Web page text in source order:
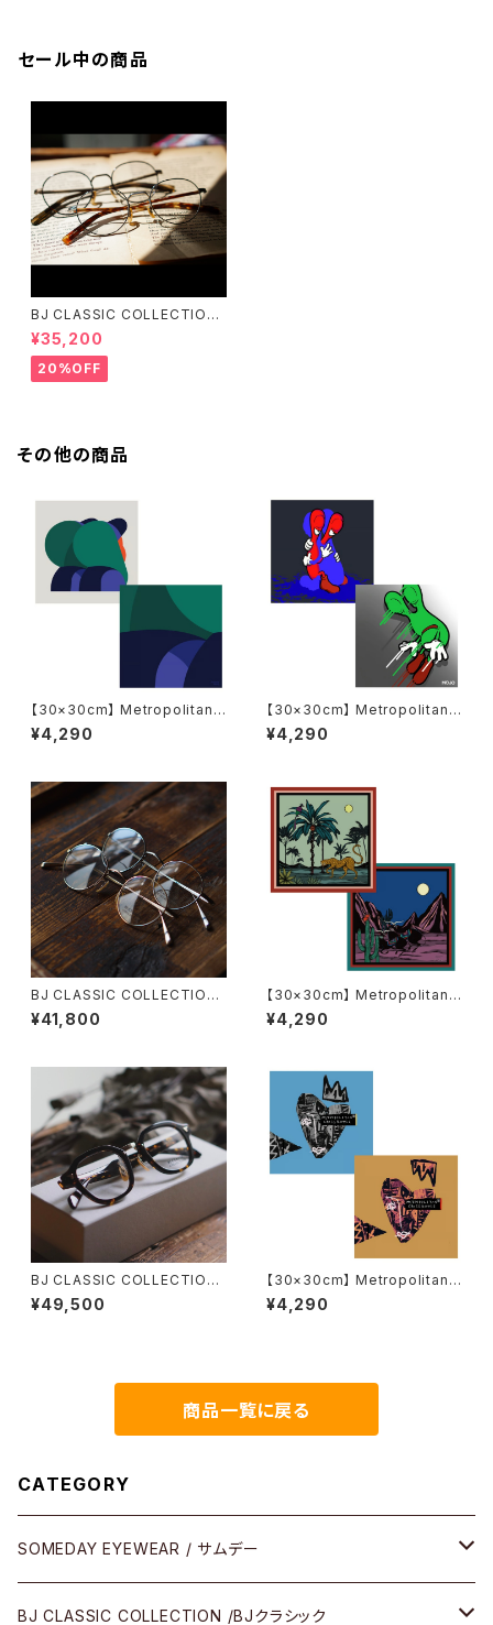
セール中の商品
BJ CLASSIC COLLECTION
¥35,200
20%OFF
その他の商品
【30×30cm】 Metropolitan
Crossbottle メトロポリタンク
ロスボトル MCB-30-63 / 2 K
¥4,290
【30×30cm】 Metropolitan
Crossbottle メトロポリタンク
ロスボトル MCB-30-60 / KE
¥4,290
BJ CLASSIC COLLECTION
PREM-114BNT ボストン BJク
ラシック
¥41,800
【30×30cm】 Metropolitan
Crossbottle メトロポリタンク
ロスボトル MCB351 / Descan
¥4,290
BJ CLASSIC COLLECTION
COM-577N BJクラシック パリ
ジャン 2025AW
¥49,500
【30×30cm】 Metropolitan
Crossbottle メトロポリタンク
ロスボトル MCB-30-61 / hea
¥4,290
商品一覧に戻る
CATEGORY
SOMEDAY EYEWEAR / サムデー
メガネ
BJ CLASSIC COLLECTION /BJクラシック